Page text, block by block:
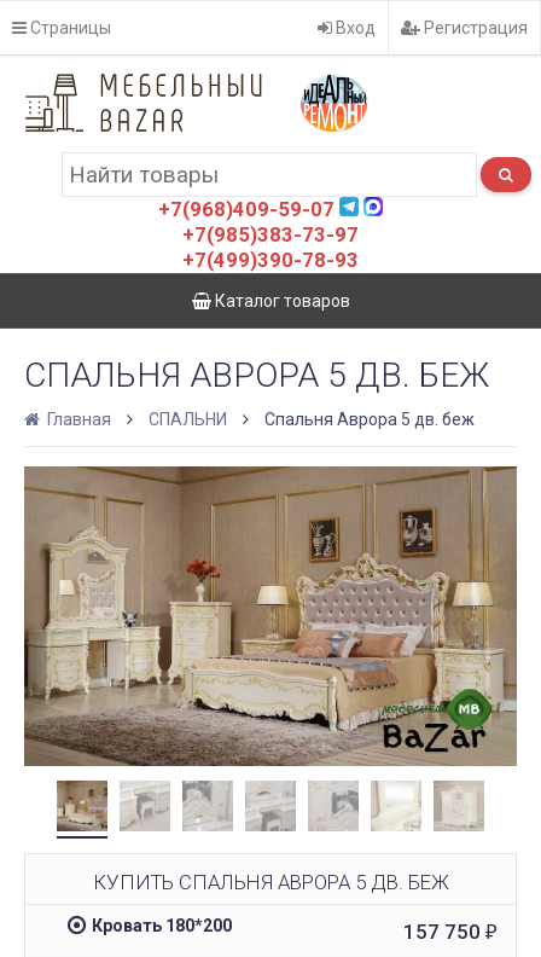
Страницы Вход Регистрация
+7(968)409-59-07
+7(985)383-73-97
+7(499)390-78-93
Каталог товаров
СПАЛЬНЯ АВРОРА 5 ДВ. БЕЖ
Главная СПАЛЬНИ Спальня Аврора 5 дв. беж
КУПИТЬ СПАЛЬНЯ АВРОРА 5 ДВ. БЕЖ
Кровать 180*200 157 750 ₽